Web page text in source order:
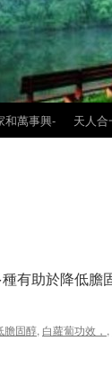
和萬事興- 天人合
有助於降低膽
膽固醇, 白蘿蔔功效， ,